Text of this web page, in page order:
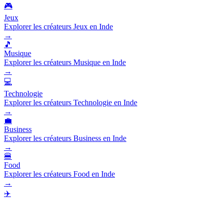
🎮
Jeux
Explorer les créateurs Jeux en Inde
→
🎵
Musique
Explorer les créateurs Musique en Inde
→
💻
Technologie
Explorer les créateurs Technologie en Inde
→
💼
Business
Explorer les créateurs Business en Inde
→
🍔
Food
Explorer les créateurs Food en Inde
→
✈️